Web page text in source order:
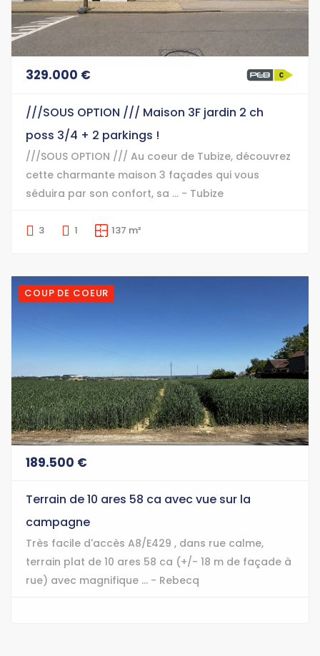
329.000 €
///SOUS OPTION /// Maison 3F jardin 2 ch
poss 3/4 + 2 parkings !
///SOUS OPTION /// Au coeur de Tubize, découvrez
cette charmante maison 3 façades qui vous
séduira par son confort, sa ... - Tubize
3 1 137 m²
COUP DE COEUR
189.500 €
Terrain de 10 ares 58 ca avec vue sur la
campagne
Très facile d'accès A8/E429 , dans rue calme,
terrain plat de 10 ares 58 ca (+/- 18 m de façade à
rue) avec magnifique ... - Rebecq